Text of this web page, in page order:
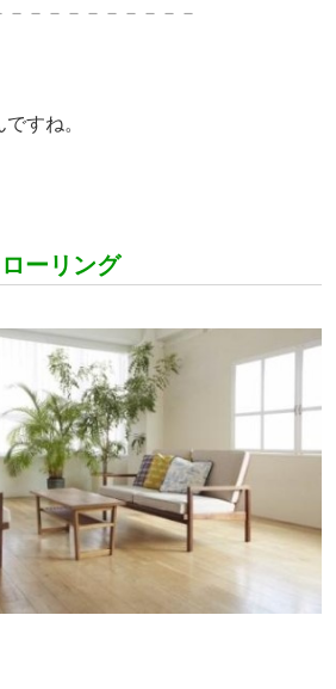
－－－ －－－－－－－
すね。
ーリング